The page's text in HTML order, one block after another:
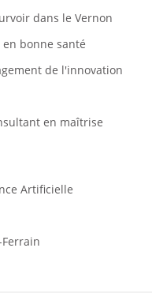
dans le Vernon
bonne santé
de l'innovation
en maîtrise
Artificielle